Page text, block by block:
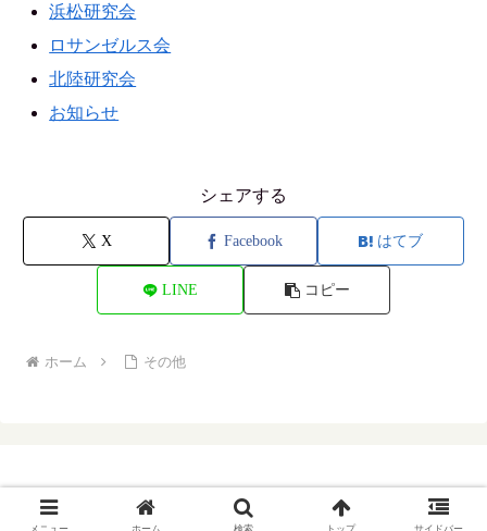
浜松研究会
ロサンゼルス会
北陸研究会
お知らせ
シェアする
X Facebook はてブ
LINE コピー
ホーム その他
Copyright © 1970 All Rights Reserved.
メニュー ホーム 検索 トップ サイドバー